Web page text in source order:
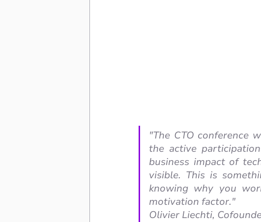
"The CTO conference
the active
business impact of
visible. This is
knowing why you
motivation factor."
Olivier Liechti,